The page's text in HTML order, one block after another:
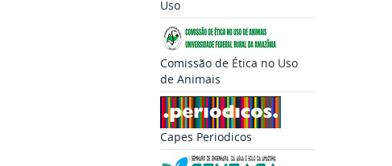
Uso
Comissão de Ética no Uso
de Animais
Capes Periodicos